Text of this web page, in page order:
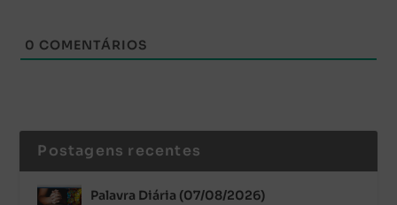
0 COMENTÁRIOS
Postagens recentes
Palavra Diária (07/08/2026)